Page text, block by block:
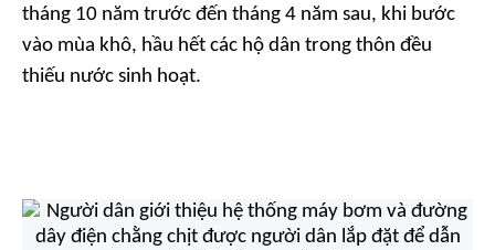
tháng 10 năm trước đến tháng 4 năm sau, khi bước
vào mùa khô, hầu hết các hộ dân trong thôn đều
thiếu nước sinh hoạt.